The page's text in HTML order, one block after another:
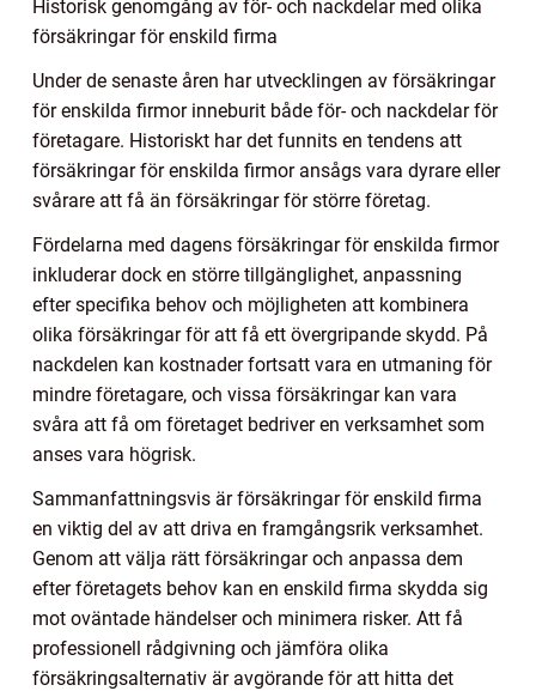
Historisk genomgång av för- och nackdelar med olika
försäkringar för enskild firma
Under de senaste åren har utvecklingen av försäkringar
för enskilda firmor inneburit både för- och nackdelar för
företagare. Historiskt har det funnits en tendens att
försäkringar för enskilda firmor ansågs vara dyrare eller
svårare att få än försäkringar för större företag.
Fördelarna med dagens försäkringar för enskilda firmor
inkluderar dock en större tillgänglighet, anpassning
efter specifika behov och möjligheten att kombinera
olika försäkringar för att få ett övergripande skydd. På
nackdelen kan kostnader fortsatt vara en utmaning för
mindre företagare, och vissa försäkringar kan vara
svåra att få om företaget bedriver en verksamhet som
anses vara högrisk.
Sammanfattningsvis är försäkringar för enskild firma
en viktig del av att driva en framgångsrik verksamhet.
Genom att välja rätt försäkringar och anpassa dem
efter företagets behov kan en enskild firma skydda sig
mot oväntade händelser och minimera risker. Att få
professionell rådgivning och jämföra olika
försäkringsalternativ är avgörande för att hitta det